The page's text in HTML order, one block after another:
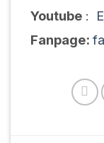
Youtube:
Fanpage: